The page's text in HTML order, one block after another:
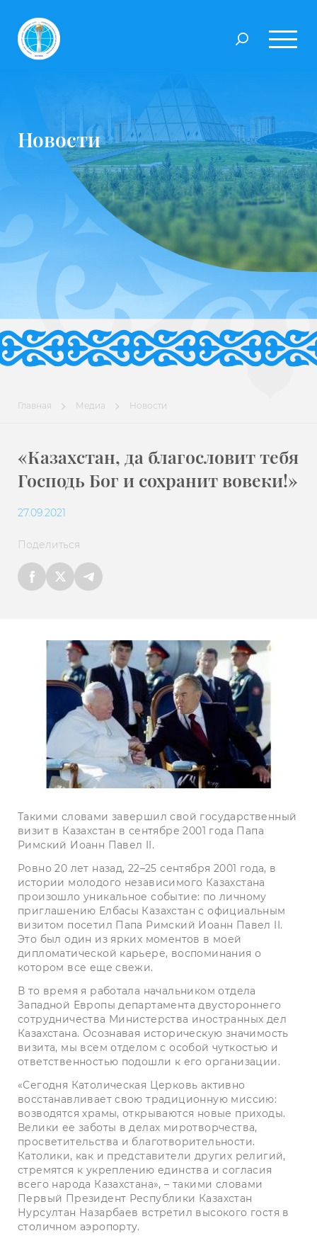
Новости
Главная Медиа Новости
​«Казахстан, да благословит тебя
Господь Бог и сохранит вовеки!»
27.09.2021
Поделиться
Такими словами завершил свой государственный
визит в Казахстан в сентябре 2001 года Папа
Римский Иоанн Павел II.
Ровно 20 лет назад, 22–25 сентября 2001 года, в
истории молодого независимого Казахстана
произошло уникальное событие: по личному
приглашению Елбасы Казахстан с официальным
визитом посетил Папа Римский Иоанн Павел II.
Это был один из ярких моментов в моей
дипломатической карьере, воспоминания о
котором все еще свежи.
В то время я работала начальником отдела
Западной Европы департамента двустороннего
сотрудничества Министерства иностранных дел
Казахстана. Осознавая историческую значимость
визита, мы всем отделом с особой чуткостью и
ответственностью подошли к его организации.
«Сегодня Католическая Церковь активно
восстанавливает свою традиционную миссию:
возводятся храмы, открываются новые приходы.
Велики ее заботы в делах миротворчества,
просветительства и благотворительности.
Католики, как и представители других религий,
стремятся к укреплению единства и согласия
всего народа Казах­стана», – такими словами
Первый Президент Республики Казахстан
Нурсултан Назарбаев встретил высокого гостя в
столичном аэропорту.